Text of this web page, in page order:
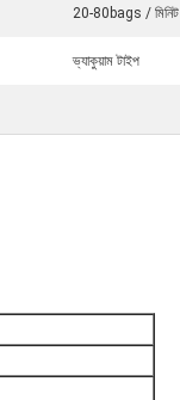
20-80bags / মিনিট
ভ্যাকুয়াম টাইপ